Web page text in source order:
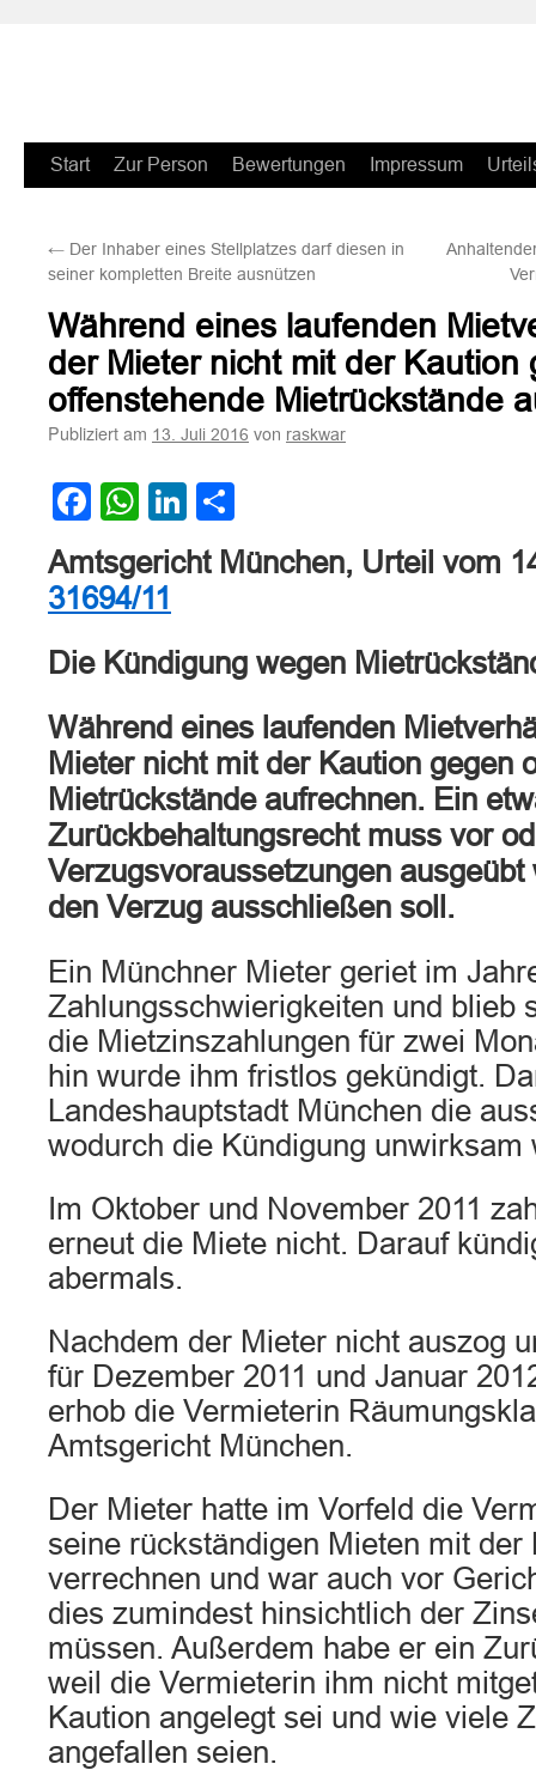
Zum
springen
Start Zur Person Bewertungen Impressum
← Der Inhaber eines Stellplatzes darf diesen in
seiner kompletten Breite ausnützen
Während eines laufenden
der Mieter nicht mit der Kaution
offenstehende Mietrückstände
Publiziert am 13. Juli 2016 von raskwar
Facebook
WhatsApp
LinkedIn
Amtsgericht München, Urteil vom
31694/11
Die Kündigung wegen
Während eines laufenden
Mieter nicht mit der Kaution gegen
Mietrückstände aufrechnen. Ein
Zurückbehaltungsrecht muss vor
Verzugsvoraussetzungen
den Verzug ausschließen soll.
Ein Münchner Mieter geriet im
Zahlungsschwierigkeiten und blieb
die Mietzinszahlungen für zwei
hin wurde ihm fristlos gekündigt.
Landeshauptstadt München die
wodurch die Kündigung unwirksam
Im Oktober und November 2011
erneut die Miete nicht. Darauf
abermals.
Nachdem der Mieter nicht auszog
für Dezember 2011 und Januar
erhob die Vermieterin
Amtsgericht München.
Der Mieter hatte im Vorfeld die
seine rückständigen Mieten mit der
verrechnen und war auch vor
dies zumindest hinsichtlich der
müssen. Außerdem habe er ein
weil die Vermieterin ihm nicht
Kaution angelegt sei und wie viele
angefallen seien.